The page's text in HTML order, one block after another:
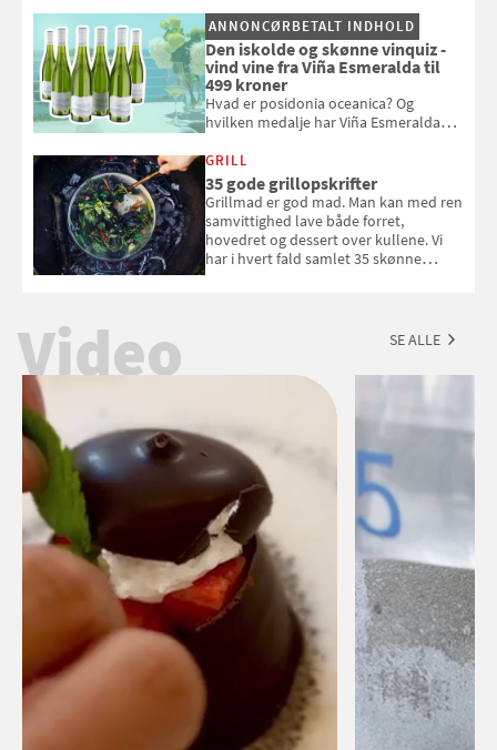
og se, hvordan du gør
ANNONCØRBETALT INDHOLD
Den iskolde og skønne vinquiz -
vind vine fra Viña Esmeralda til
499 kroner
Hvad er posidonia oceanica? Og
hvilken medalje har Viña Esmeralda
med i Samvirkes skønne vinquiz, hvor
du kan vinde 6 flasker vin fra Viña
Esmeralda. Konkurrencen slutter 1.
september 2026.
GRILL
35 gode grillopskrifter
Grillmad er god mad. Man kan med ren
samvittighed lave både forret,
hovedret og dessert over kullene. Vi
har i hvert fald samlet 35 skønne
Video SE ALLE